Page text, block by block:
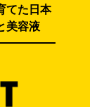
てた日本
美容液